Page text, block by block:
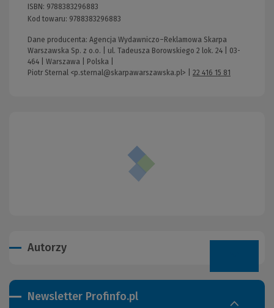
ISBN: 9788383296883
Kod towaru: 9788383296883
Dane producenta: Agencja Wydawniczo–Reklamowa Skarpa
Warszawska Sp. z o.o. | ul. Tadeusza Borowskiego 2 lok. 24 | 03-
464 | Warszawa | Polska |
Piotr Sternal <p.sternal@skarpawarszawska.pl>
22 416 15 81
Autorzy
Newsletter Profinfo.pl